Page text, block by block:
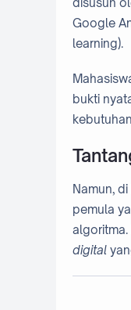
Google
learning).
bukti
kebutuhan
Namun,
pemula
digital